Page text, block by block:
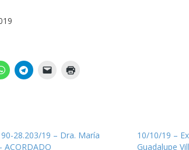
28.203/19 – Dra. María
ACORDADO
10/10/19 –
Guadalupe